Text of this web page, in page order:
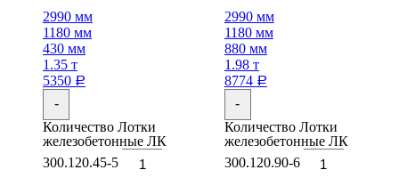
2990 мм
1180 мм
430 мм
1.35 т
5350 Р
-
Количество Лотки
железобетонные ЛК
300.120.45-5
2990 мм
1180 мм
880 мм
1.98 т
8774 Р
-
Количество Лотки
железобетонные ЛК
300.120.90-6